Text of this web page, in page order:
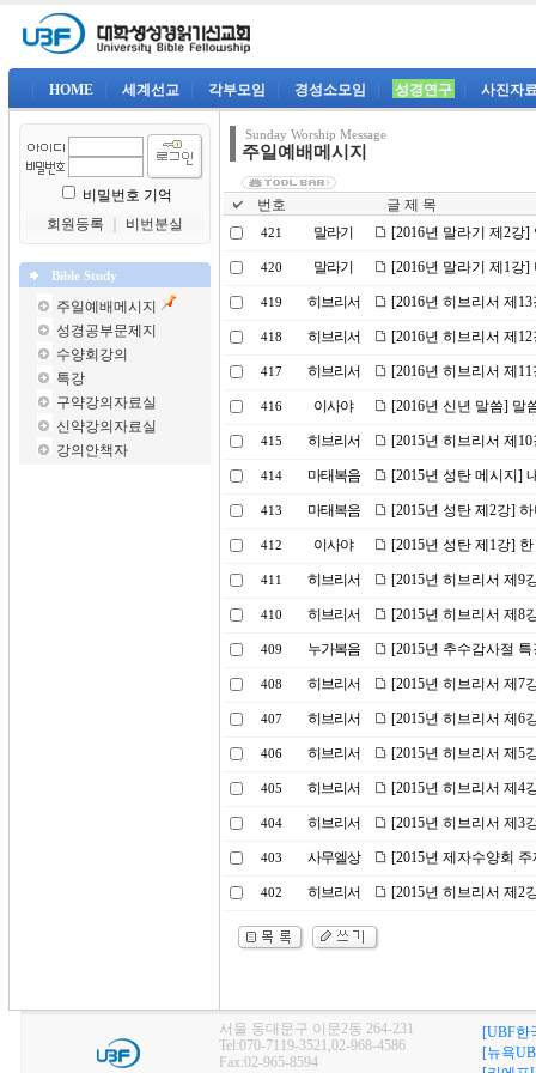
HOME 세계선교 각부모임 경성소모임 성경연구 사진자
비밀번호 기억
회원등록
비번분실
Bible Study
주일예배메시지
성경공부문제지
수양회강의
특강
구약강의자료실
신약강의자료실
강의안책자
Sunday Worship Message
주일예배메시지
번호 글 제 목
421 말라기 [2016년 말라기 제2강]
420 말라기 [2016년 말라기 제1강
419 히브리서 [2016년 히브리서 제
418 히브리서 [2016년 히브리서 제
417 히브리서 [2016년 히브리서 제
416 이사야 [2016년 신년 말씀] 말
415 히브리서 [2015년 히브리서 제
414 마태복음 [2015년 성탄 메시지]
413 마태복음 [2015년 성탄 제2강]
412 이사야 [2015년 성탄 제1강]
411 히브리서 [2015년 히브리서 제9
410 히브리서 [2015년 히브리서 제8
409 누가복음 [2015년 추수감사절
408 히브리서 [2015년 히브리서 제7
407 히브리서 [2015년 히브리서 제6
406 히브리서 [2015년 히브리서 제5
405 히브리서 [2015년 히브리서 제4
404 히브리서 [2015년 히브리서 제3
403 사무엘상 [2015년 제자수양회
402 히브리서 [2015년 히브리서 제2
서울 동대문구 이문2동 264-231
Tel:070-7119-3521,02-968-4586
Fax:02-965-8594
[UBF한
[뉴욕